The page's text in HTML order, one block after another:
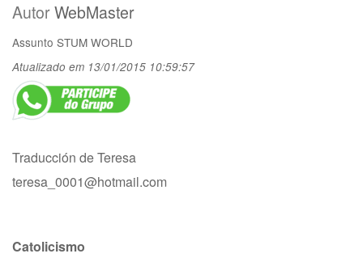
AutorWebMaster
Assunto STUM WORLD
Atualizado em 13/01/2015 10:59:57
Traducción de Teresa
teresa_0001@hotmail.com
Catolicismo